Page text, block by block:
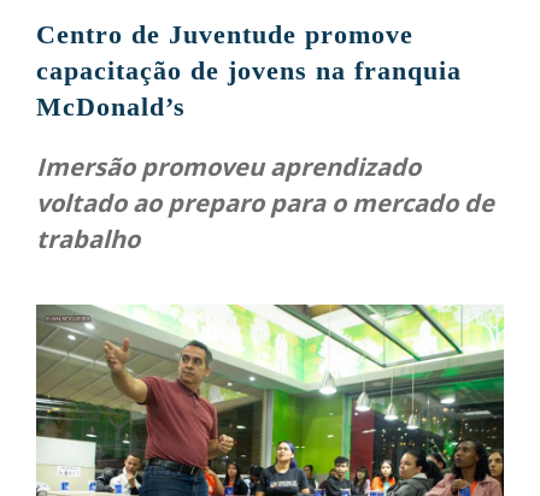
Centro de Juventude promove
capacitação de jovens na franquia
McDonald’s
Imersão promoveu aprendizado
voltado ao preparo para o mercado de
trabalho